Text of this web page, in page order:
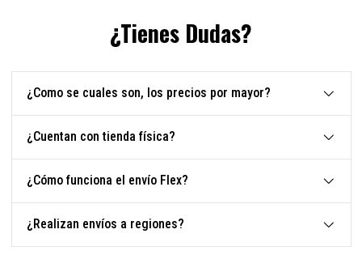
¿Tienes Dudas?
¿Como se cuales son, los precios por mayor?
¿Cuentan con tienda física?
¿Cómo funciona el envío Flex?
¿Realizan envíos a regiones?